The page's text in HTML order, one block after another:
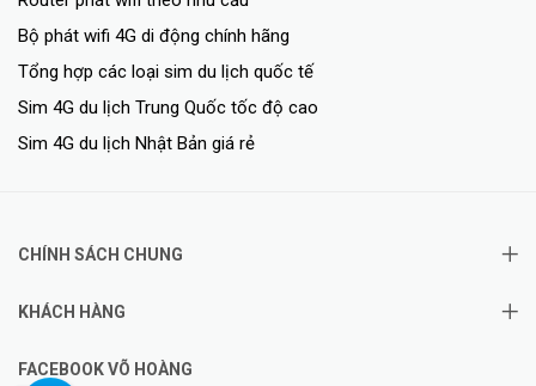
Bộ phát wifi 4G di động chính hãng
Tổng hợp các loại sim du lịch quốc tế
Sim 4G du lịch Trung Quốc tốc độ cao
Sim 4G du lịch Nhật Bản giá rẻ
CHÍNH SÁCH CHUNG
KHÁCH HÀNG
FACEBOOK VÕ HOÀNG